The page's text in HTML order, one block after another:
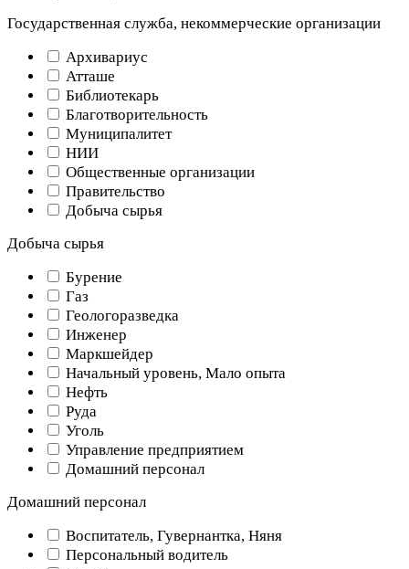
Государственная служба, некоммерческие организации
Архивариус
Атташе
Библиотекарь
Благотворительность
Муниципалитет
НИИ
Общественные организации
Правительство
Добыча сырья
Добыча сырья
Бурение
Газ
Геологоразведка
Инженер
Маркшейдер
Начальный уровень, Мало опыта
Нефть
Руда
Уголь
Управление предприятием
Домашний персонал
Домашний персонал
Воспитатель, Гувернантка, Няня
Персональный водитель